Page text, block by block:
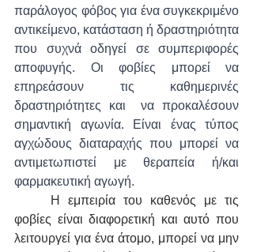
παράλογος φόβος για ένα συγκεκριμένο
αντικείμενο, κατάσταση ή δραστηριότητα
που συχνά οδηγεί σε συμπεριφορές
αποφυγής. Οι φοβίες μπορεί να
επηρεάσουν τις καθημερινές
δραστηριότητες και  να προκαλέσουν
σημαντική αγωνία. Είναι ένας τύπος
αγχώδους διαταραχής που μπορεί να
αντιμετωπιστεί με θεραπεία ή/και
φαρμακευτική αγωγή.
φοβίες είναι διαφορετική και αυτό που
λειτουργεί για ένα άτομο, μπορεί να μην